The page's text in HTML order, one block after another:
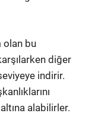
olan bu
diğer
indirir.
alabilirler.